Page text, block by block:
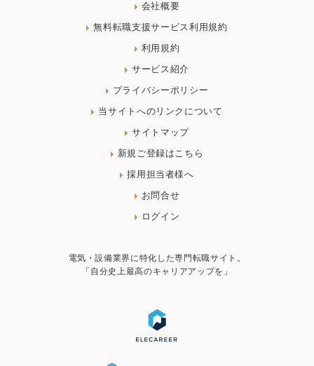
会社概要
無料転職支援サービス利用規約
利用規約
サービス紹介
プライバシーポリシー
当サイトへのリンクについて
サイトマップ
新規ご登録はこちら
採用担当者様へ
お問合せ
ログイン
電気・設備業界に特化した専門転職サイト。
「自分史上最高のキャリアアップを」